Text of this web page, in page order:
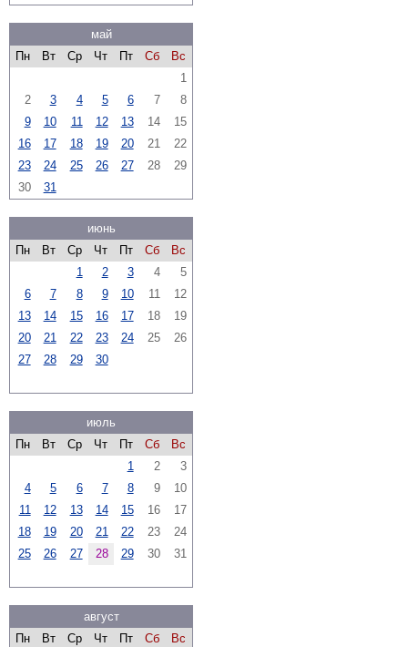
май
Пн
Вт Ср Чт Пт Сб
Вс
1
2
3 4 5 6 7
8
9
10 11 12 13 14
15
16
17 18 19 20 21
22
23
24 25 26 27 28
29
30
31
июнь
Пн
Вт Ср Чт Пт Сб
Вс
1
2 3 4
5
6
7 8 9 10 11
12
13
14 15 16 17 18
19
20
21 22 23 24 25
26
27
28 29 30
июль
Пн
Вт Ср Чт Пт Сб
Вс
1
2
3
4
5 6 7 8 9
10
11
12 13 14 15 16
17
18
19 20 21 22 23
24
25
26 27 28 29 30 31
август
Пн
Вт Ср Чт Пт Сб
Вс